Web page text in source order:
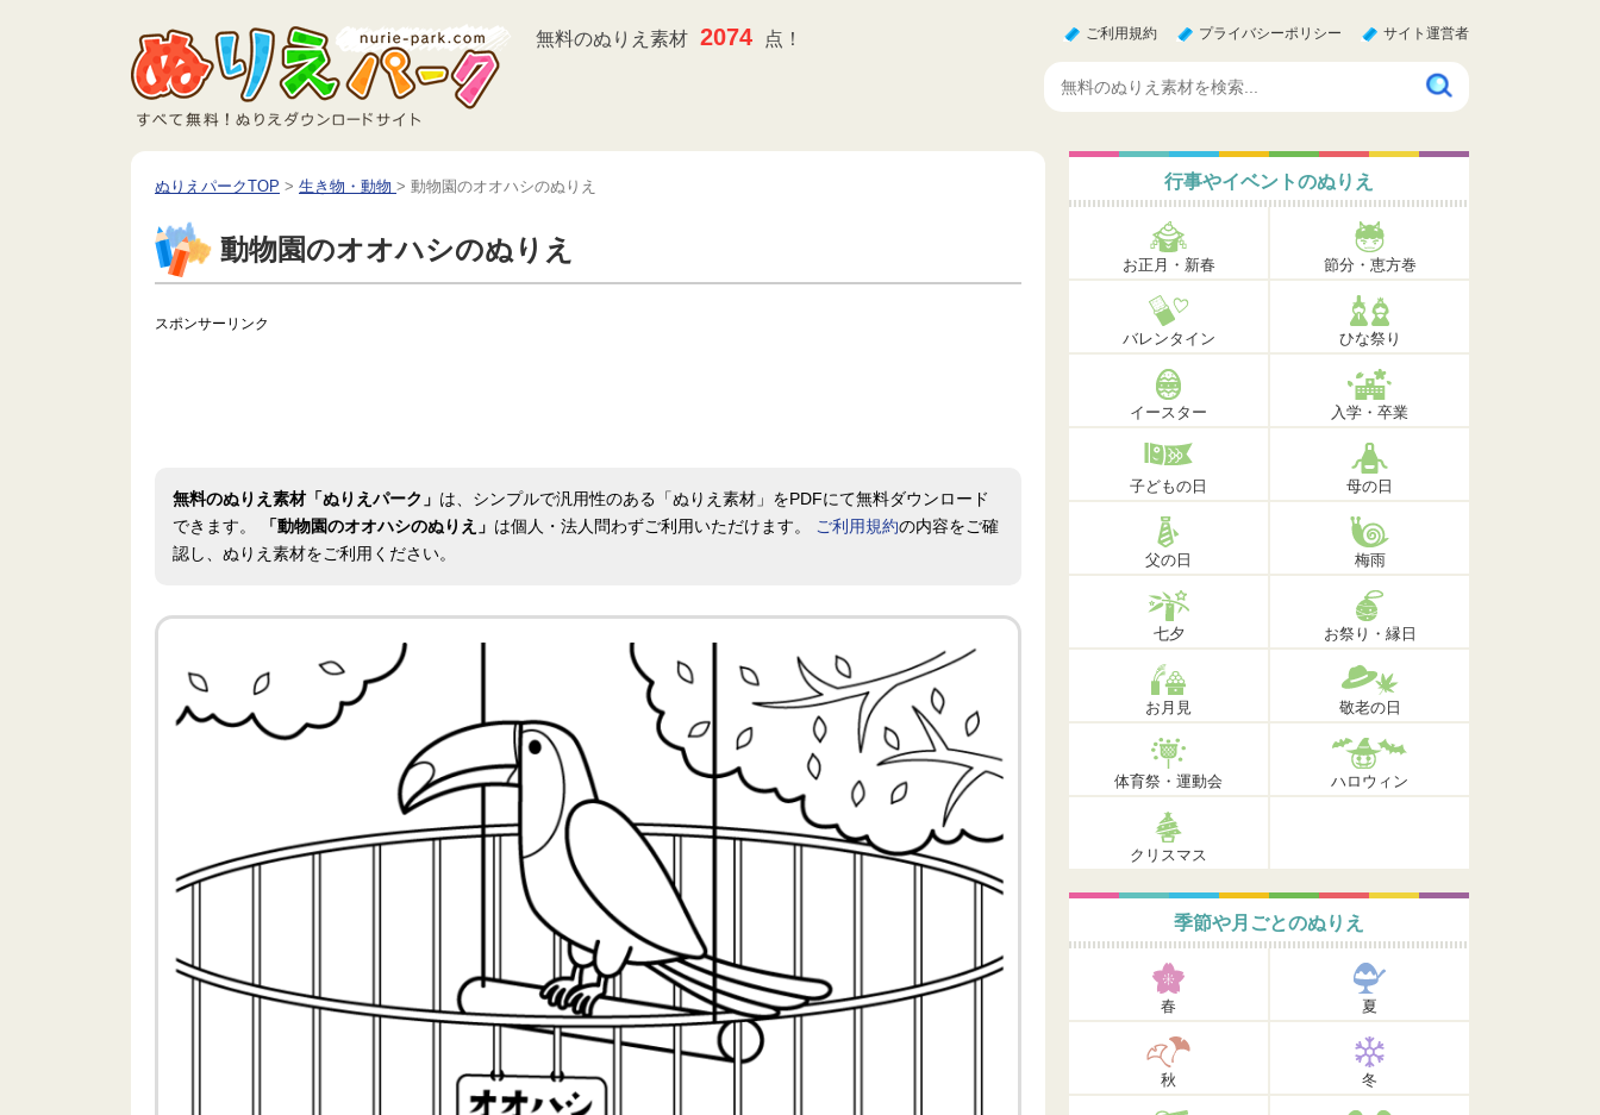
無料のぬりえ素材 2074 点！ ご利用規約 プライバシーポリシー サイト運営者
ぬりえパークTOP > 生き物・動物 > 動物園のオオハシのぬりえ
動物園のオオハシのぬりえ
スポンサーリンク
無料のぬりえ素材「ぬりえパーク」 は、シンプルで汎用性のある「ぬりえ素材」をPDFにて無料ダウンロード
できます。
「動物園のオオハシのぬりえ」 は個人・法人問わずご利用いただけます。 ご利用規約の内容をご確
認し、ぬりえ素材をご利用ください。
行事やイベントのぬりえ
お正月・新春 節分・恵方巻
バレンタイン ひな祭り
イースター 入学・卒業
子どもの日 母の日
父の日 梅雨
七夕 お祭り・縁日
お月見 敬老の日
体育祭・運動会 ハロウィン
クリスマス
季節や月ごとのぬりえ
春 夏
秋 冬